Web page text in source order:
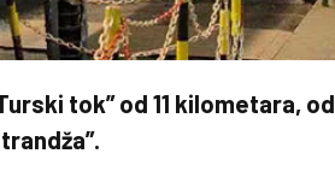
tok” od 11 kilometara, od